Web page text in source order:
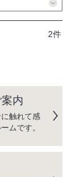
2件
内
触れて感
ムです。